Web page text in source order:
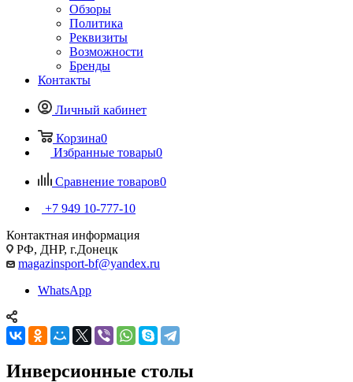
Обзоры
Политика
Реквизиты
Возможности
Бренды
Контакты
Личный кабинет
Корзина0
Избранные товары0
Сравнение товаров0
+7 949 10-777-10
Контактная информация
РФ, ДНР, г.Донецк
magazinsport-bf@yandex.ru
WhatsApp
Инверсионные столы